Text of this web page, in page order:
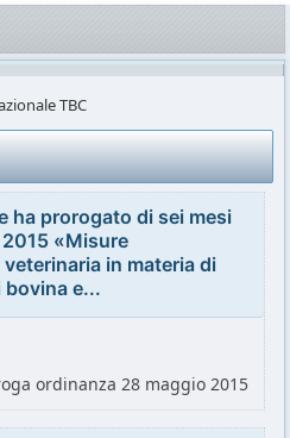
TBC
ha prorogato di sei mesi
2015 «Misure
in materia di
e...
ordinanza 28 maggio 2015